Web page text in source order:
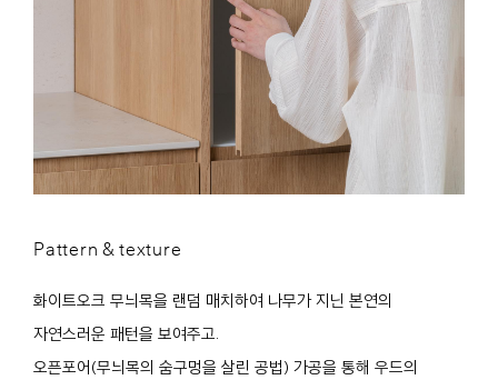
Pattern & texture
화이트오크 무늬목을 랜덤 매치하여 나무가 지닌 본연의
자연스러운 패턴을 보여주고.
오픈포어(무늬목의 숨구멍을 살린 공법) 가공을 통해 우드의